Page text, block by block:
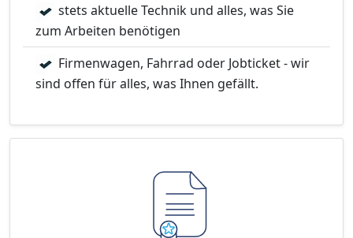
stets aktuelle Technik und alles, was Sie
zum Arbeiten benötigen
Firmenwagen, Fahrrad oder Jobticket - wir
sind offen für alles, was Ihnen gefällt.